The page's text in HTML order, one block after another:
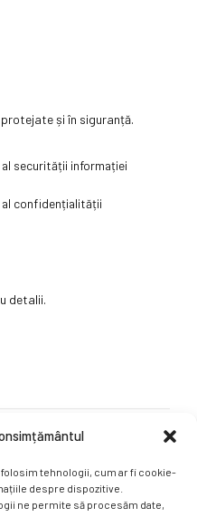
tehnologii, cum ar fi cookie-
despre dispozitive.
ne permite să procesăm date,
și în siguranță.
securității informației
confidențialității
detalii.